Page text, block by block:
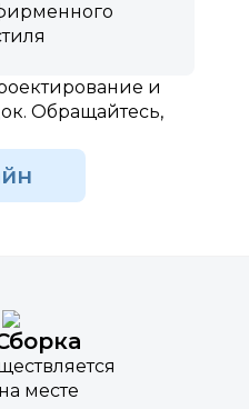
и
Обращайтесь,
на месте